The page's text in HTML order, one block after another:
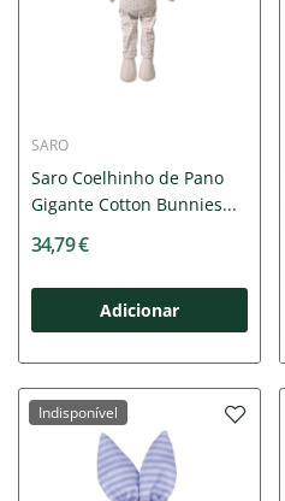
SARO
Saro Coelhinho de Pano
Gigante Cotton Bunnies...
34,79 €
Adicionar
Indisponível